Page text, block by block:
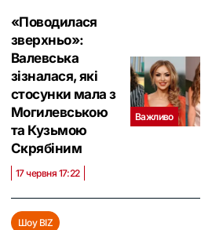
Важливо
«‎Поводилася
зверхньо»:
Валевська
зізналася, які
стосунки мала з
Могилевською
та Кузьмою
Скрябіним
17 червня 17:22
Шоу BIZ